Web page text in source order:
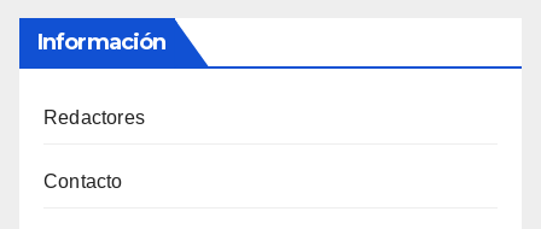
Información
Redactores
Contacto